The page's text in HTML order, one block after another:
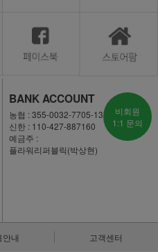
BANK ACCOUNT
농협 : 355-0032-7705-13
신한 : 110-427-887160
예금주 :
플라워리퍼블릭(박상현)
비회원
1:1 문의
안내 고객센터